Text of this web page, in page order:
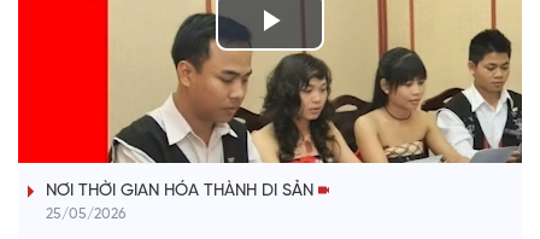
P
l
a
VÀI PHÚT DÀNH CHO QUẢNG BÁ
NƠI THỜI GIAN HÓA THÀNH DI SẢN
25/05/2026